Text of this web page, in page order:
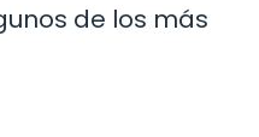
de los más